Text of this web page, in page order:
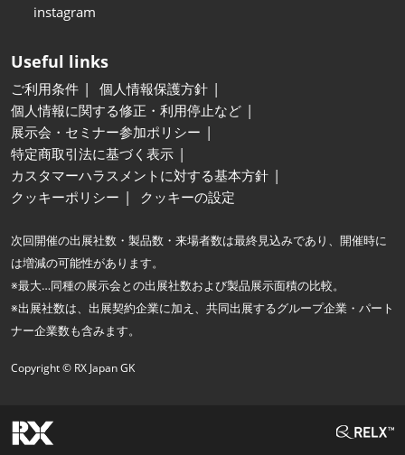
instagram
Useful links
ご利用条件
個人情報保護方針
個人情報に関する修正・利用停止など
展示会・セミナー参加ポリシー
特定商取引法に基づく表示
カスタマーハラスメントに対する基本方針
クッキーポリシー
クッキーの設定
次回開催の出展社数・製品数・来場者数は最終見込みであり、開催時に
は増減の可能性があります。
※最大…同種の展示会との出展社数および製品展示面積の比較。
※出展社数は、出展契約企業に加え、共同出展するグループ企業・パート
ナー企業数も含みます。
Copyright © RX Japan GK